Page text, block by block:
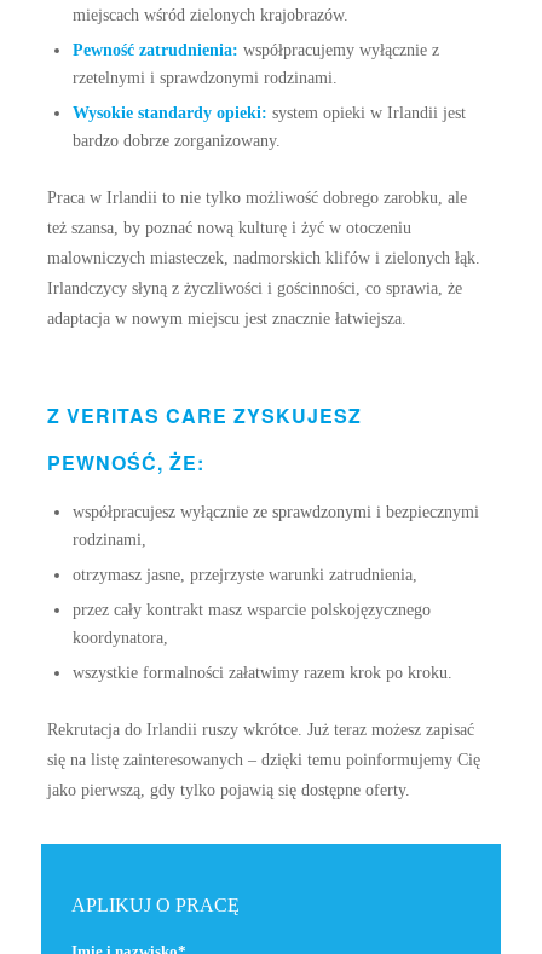
miejscach wśród zielonych krajobrazów.
Pewność zatrudnienia: współpracujemy wyłącznie z
rzetelnymi i sprawdzonymi rodzinami.
Wysokie standardy opieki: system opieki w Irlandii jest
bardzo dobrze zorganizowany.
Praca w Irlandii to nie tylko możliwość dobrego zarobku, ale
też szansa, by poznać nową kulturę i żyć w otoczeniu
malowniczych miasteczek, nadmorskich klifów i zielonych łąk.
Irlandczycy słyną z życzliwości i gościnności, co sprawia, że
adaptacja w nowym miejscu jest znacznie łatwiejsza.
Z VERITAS CARE ZYSKUJESZ
PEWNOŚĆ, ŻE:
współpracujesz wyłącznie ze sprawdzonymi i bezpiecznymi
rodzinami,
otrzymasz jasne, przejrzyste warunki zatrudnienia,
przez cały kontrakt masz wsparcie polskojęzycznego
koordynatora,
wszystkie formalności załatwimy razem krok po kroku.
Rekrutacja do Irlandii ruszy wkrótce. Już teraz możesz zapisać
się na listę zainteresowanych – dzięki temu poinformujemy Cię
jako pierwszą, gdy tylko pojawią się dostępne oferty.
APLIKUJ O PRACĘ